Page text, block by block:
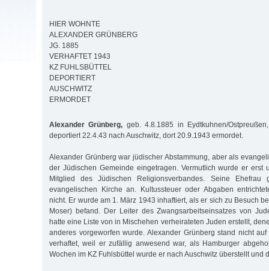
HIER WOHNTE
ALEXANDER GRÜNBERG
JG. 1885
VERHAFTET 1943
KZ FUHLSBÜTTEL
DEPORTIERT
AUSCHWITZ
ERMORDET
Alexander Grünberg, geb. 4.8.1885 in Eydtkuhnen/
deportiert 22.4.43 nach Auschwitz, dort 20.9.1943 ermordet.
Alexander Grünberg war jüdischer Abstammung, aber als
der Jüdischen Gemeinde eingetragen. Vermutlich wurde er erst
Mitglied des Jüdischen Religionsverbandes. Seine Ehefrau
evangelischen Kirche an. Kultussteuer oder Abgaben
nicht. Er wurde am 1. März 1943 inhaftiert, als er sich zu Besuch
Moser) befand. Der Leiter des Zwangsarbeitseinsatzes von
hatte eine Liste von in Mischehen verheirateten Juden erstellt,
anderes vorgeworfen wurde. Alexander Grünberg stand nicht
verhaftet, weil er zufällig anwesend war, als Hamburger
Wochen im KZ Fuhlsbüttel wurde er nach Auschwitz überstellt und